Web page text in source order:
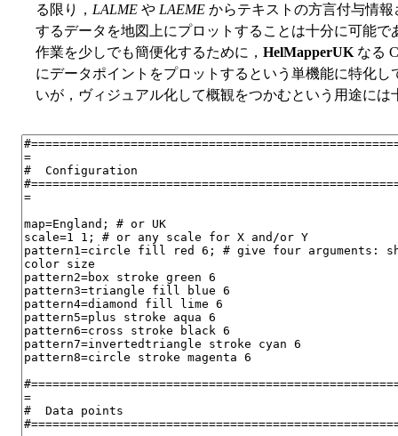
る限り， LALME や LAEME からテキストの方言付与情
するデータを地図上にプロットすることは十分に可能
作業を少しでも簡便化するために， HelMapperUK なる
にデータポイントをプロットするという単機能に特化
いが，ヴィジュアル化して概観をつかむという用途には